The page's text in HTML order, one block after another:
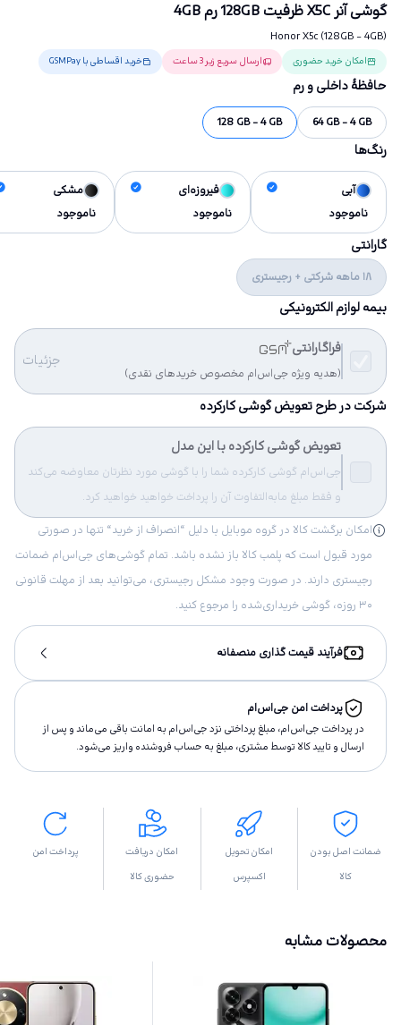
گوشی آنر X5C ظرفیت 128GB رم 4GB
Honor X5c (128GB - 4GB)
امکان خرید حضوری ارسال سریع زیر 3 ساعت خرید اقساطی با GSMPay
حافظهٔ داخلی و رم
64 GB - 4 GB
128 GB - 4 GB
رنگ‌ها
آبی
ناموجود
فیروزه‌ای
ناموجود
مشکی
ناموجود
گارانتی
18 ماهه شرکتی + رجیستری
بیمه لوازم الکترونیکی
فراگارانتی
(هدیه ویژه جی‌اس‌ام مخصوص خریدهای نقدی)
جزئیات
شرکت در طرح تعویض گوشی کارکرده
تعویض گوشی کارکرده با این مدل
جی‌اس‌ام گوشی کارکرده شما را با گوشی مورد نظرتان معاوضه می‌کند
و فقط مبلغ مابه‌التفاوت آن را پرداخت خواهید خواهید کرد.
امکان برگشت کالا در گروه موبایل با دلیل “انصراف از خرید“ تنها در صورتی
مورد قبول است که پلمب کالا باز نشده باشد. تمام گوشی‌های جی‌اس‌ام ضمانت
رجیستری دارند. در صورت وجود مشکل رجیستری، می‌توانید بعد از مهلت قانونی
۳۰ روزه، گوشی خریداری‌شده را مرجوع کنید.
فرآیند قیمت گذاری منصفانه
پرداخت امن جی‌اس‌ام
در پرداخت جی‌اس‌ام، مبلغ پرداختى نزد جی‌اس‌ام به امانت باقى مى‌ماند و پس از
ارسال و تاييد كالا توسط مشتری، مبلغ به حساب فروشنده واريز مى‌شود.
ضمانت اصل بودن
کالا
امکان تحویل
اکسپرس
امکان دریافت
حضوری کالا
پرداخت امن
محصولات مشابه